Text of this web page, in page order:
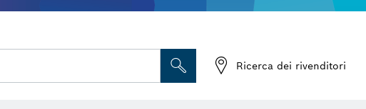
Ricerca dei rivenditori